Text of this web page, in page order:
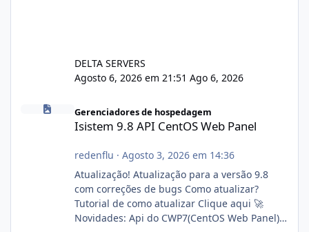
DELTA SERVERS
Agosto 6, 2026 em 21:51 Ago 6, 2026
Gerenciadores de hospedagem
Isistem 9.8 API CentOS Web Panel
redenflu · Agosto 3, 2026 em 14:36
Atualização! Atualização para a versão 9.8
com correções de bugs Como atualizar?
Tutorial de como atualizar Clique aqui 🚀
Novidades: Api do CWP7(CentOS Web Panel)